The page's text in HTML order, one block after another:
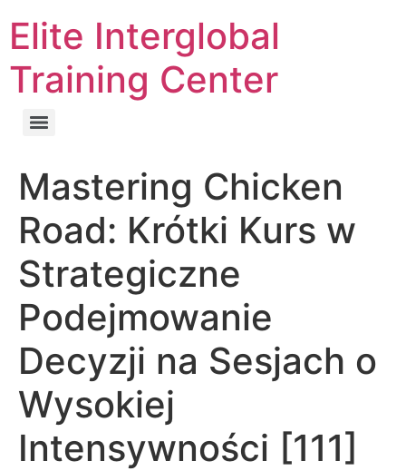
Elite Interglobal
Training Center
Mastering Chicken
Road: Krótki Kurs w
Strategiczne
Podejmowanie
Decyzji na Sesjach o
Wysokiej
Intensywności [111]